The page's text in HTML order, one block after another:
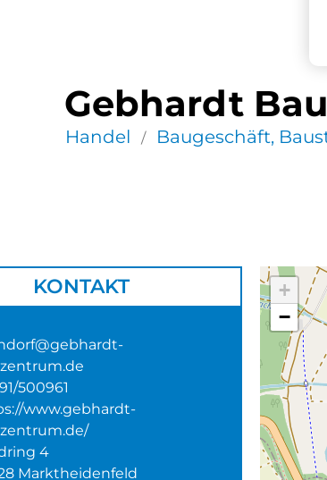
Gebhardt
Handel / Baugeschäft,
KONTAKT
500961
www.gebhardt-
4
Marktheidenfeld
+
−